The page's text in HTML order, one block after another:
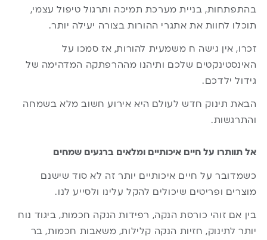
בהתפתחות, בניית מערכת תמיכה ותרגול טיפול עצמי,
תוכלו לחוות את אתגרי ההורות בצורה יעילה יותר.
זכרו, אין גישה ח משמעית להורות, אז סמכו על
האינסטינקטים שלכם ותיהנו מההרפתקה המדהימה של
גידול ילדכם.
הבאת תינוק חדש לעולם היא אירוע חשוב מלא בשמחה
והתרגשות.
אל תוותרו על חיים איכותיים ומלאים ברגעים שמחים
כשמדובר על חיים איכותיים יותר זה לא סוד שישנם
מוצרים ופריטים שיכולים להקל עלינו ולסייע לנו.
בין אם זוהי כורסת הנקה, רפידות הנקה חכמות, ביגוד נוח
יותר לתינוק, חזיות הנקה קלילות, משאבות חכמות, בר